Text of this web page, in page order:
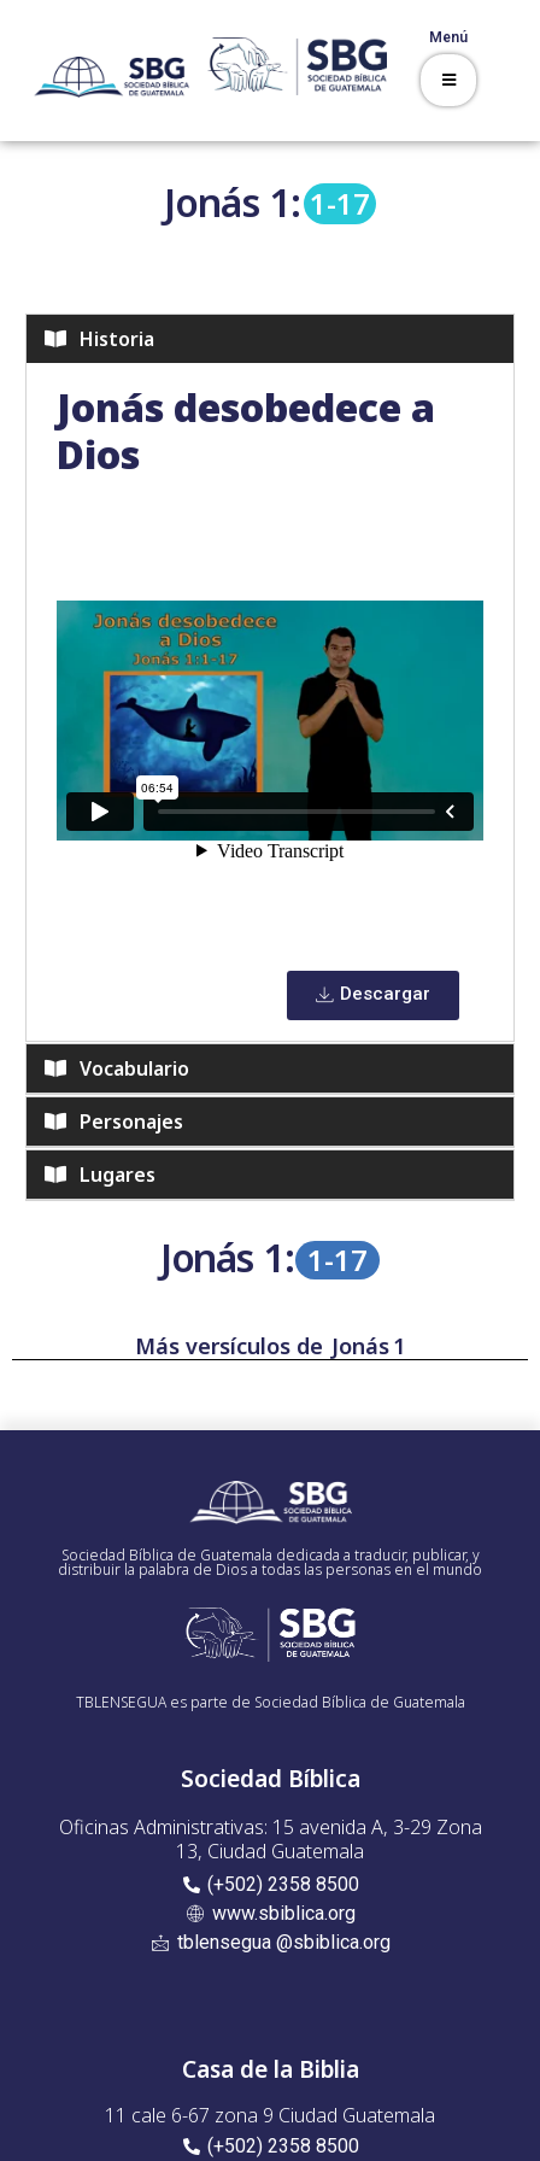
Menú
Jonás 1: 1-17
Historia
Jonás desobedece a
Dios
Descargar
Vocabulario
Personajes
Lugares
Jonás 1: 1-17
Más versículos de Jonás1
Sociedad Bíblica de Guatemala dedicada a traducir, publicar, y
distribuir la palabra de Dios a todas las personas en el mundo
TBLENSEGUA es parte de Sociedad Bíblica de Guatemala
Sociedad Bíblica
Oficinas Administrativas: 15 avenida A, 3-29 Zona
13, Ciudad Guatemala
(+502) 2358 8500
www.sbiblica.org
tblensegua @sbiblica.org
Casa de la Biblia
11 cale 6-67 zona 9 Ciudad Guatemala
(+502) 2358 8500